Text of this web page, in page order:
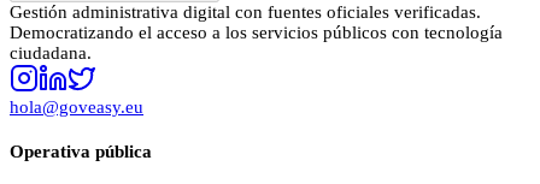
Gestión administrativa digital con fuentes oficiales verificadas.
Democratizando el acceso a los servicios públicos con tecnología
ciudadana.
hola@goveasy.eu
Operativa pública